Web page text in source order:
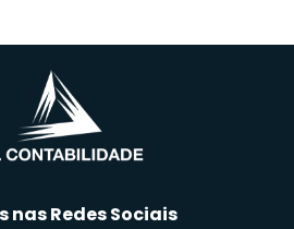
nas Redes Sociais